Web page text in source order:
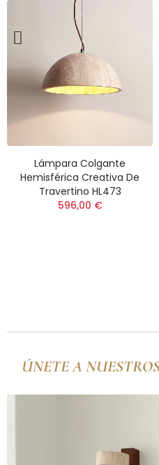
Lámpara Colgante
Hemisférica Creativa De
Travertino HL473
596,00 €
ÚNETE A